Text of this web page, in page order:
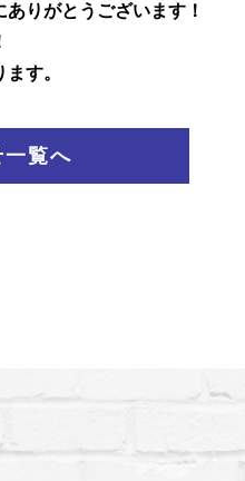
りがとうございます！
す。
覧へ